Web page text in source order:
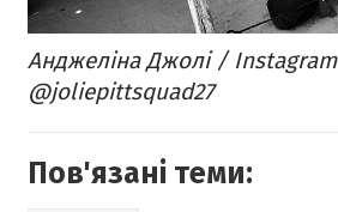
Анджеліна Джолі / Instagram
@joliepittsquad27
Пов'язані теми: